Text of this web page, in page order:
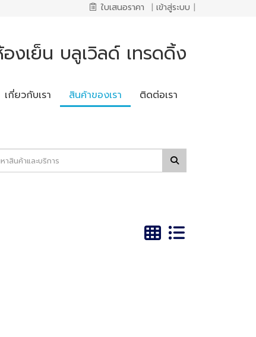
ใบเสนอราคา | เข้าสู่ระบบ |
งเย็น บลูเวิลด์ เทรดดิ้ง
เกี่ยวกับเรา สินค้าของเรา ติดต่อเรา